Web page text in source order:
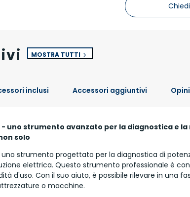
MOSTRA TUTTI
inclusi Accessori aggiuntivi
uno strumento avanzato per la diagnostica e
solo
strumento progettato per la diagnostica di
elettrica. Questo strumento professionale è
d'uso. Con il suo aiuto, è possibile rilevare in una
o macchine.